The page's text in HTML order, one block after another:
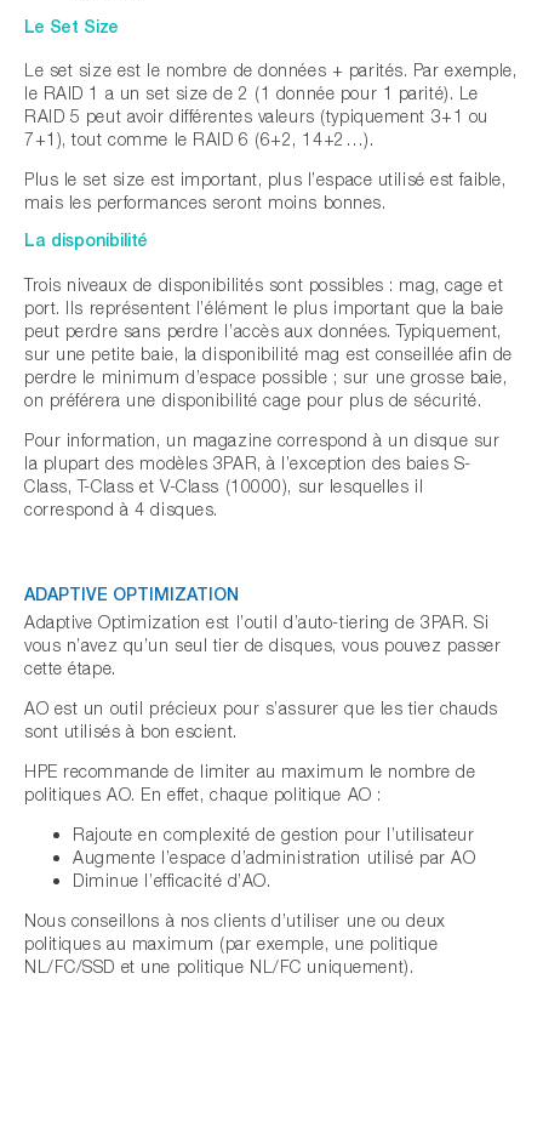
Le Set Size
Le set size est le nombre de données + parités. Par exemple,
le RAID 1 a un set size de 2 (1 donnée pour 1 parité). Le
RAID 5 peut avoir différentes valeurs (typiquement 3+1 ou
7+1), tout comme le RAID 6 (6+2, 14+2…).
Plus le set size est important, plus l’espace utilisé est faible,
mais les performances seront moins bonnes.
La disponibilité
Trois niveaux de disponibilités sont possibles : mag, cage et
port. Ils représentent l’élément le plus important que la baie
peut perdre sans perdre l’accès aux données. Typiquement,
sur une petite baie, la disponibilité mag est conseillée afin de
perdre le minimum d’espace possible ; sur une grosse baie,
on préférera une disponibilité cage pour plus de sécurité.
Pour information, un magazine correspond à un disque sur
la plupart des modèles 3PAR, à l’exception des baies S-
Class, T-Class et V-Class (10000), sur lesquelles il
correspond à 4 disques.
ADAPTIVE OPTIMIZATION
Adaptive Optimization est l’outil d’auto-tiering de 3PAR. Si
vous n’avez qu’un seul tier de disques, vous pouvez passer
cette étape.
AO est un outil précieux pour s’assurer que les tier chauds
sont utilisés à bon escient.
HPE recommande de limiter au maximum le nombre de
politiques AO. En effet, chaque politique AO :
Rajoute en complexité de gestion pour l’utilisateur
Augmente l’espace d’administration utilisé par AO
Diminue l’efficacité d’AO.
Nous conseillons à nos clients d’utiliser une ou deux
politiques au maximum (par exemple, une politique
NL/FC/SSD et une politique NL/FC uniquement).